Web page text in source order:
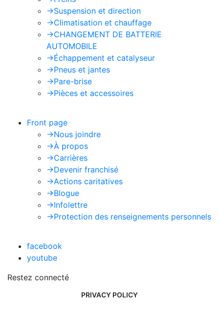
->Suspension et direction
->Climatisation et chauffage
->CHANGEMENT DE BATTERIE
AUTOMOBILE
->Échappement et catalyseur
->Pneus et jantes
->Pare-brise
->Pièces et accessoires
Front page
->Nous joindre
->À propos
->Carrières
->Devenir franchisé
->Actions caritatives
->Blogue
->Infolettre
->Protection des renseignements personnels
facebook
youtube
Restez connecté
PRIVACY POLICY